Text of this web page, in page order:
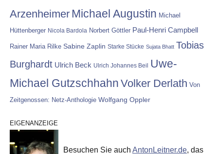
Arzenheimer Michael Augustin Michael
Hüttenberger Nicola Bardola Norbert Göttler Paul-Henri Campbell
Rainer Maria Rilke Sabine Zaplin Starke Stücke Sujata Bhatt Tobias
Burghardt Ulrich Beck Ulrich Johannes Beil Uwe-
Michael Gutzschhahn Volker Derlath Von
Zeitgenossen: Netz-Anthologie Wolfgang Oppler
EIGENANZEIGE
Besuchen Sie auch AntonLeitner.de, das